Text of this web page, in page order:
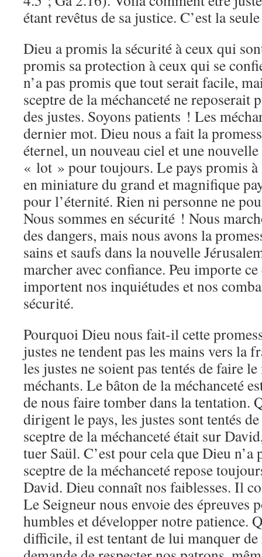
étant revêtus de sa justice. C’est la
Dieu a promis la sécurité à ceux qui
promis sa protection à ceux qui se
n’a pas promis que tout serait facile,
sceptre de la méchanceté ne reposerait
des justes. Soyons patients ! Les
dernier mot. Dieu nous a fait la
éternel, un nouveau ciel et une
« lot » pour toujours. Le pays promis à
en miniature du grand et magnifique
pour l’éternité. Rien ni personne ne
Nous sommes en sécurité ! Nous
des dangers, mais nous avons la
sains et saufs dans la nouvelle
marcher avec confiance. Peu importe
importent nos inquiétudes et nos
sécurité.
Pourquoi Dieu nous fait-il cette
justes ne tendent pas les mains vers la
les justes ne soient pas tentés de faire
méchants. Le bâton de la méchanceté
de nous faire tomber dans la tentation.
dirigent le pays, les justes sont tentés
sceptre de la méchanceté était sur
tuer Saül. C’est pour cela que Dieu n’a
sceptre de la méchanceté repose
David. Dieu connaît nos faiblesses. Il
Le Seigneur nous envoie des épreuves
humbles et développer notre patience.
difficile, il est tentant de lui manquer de